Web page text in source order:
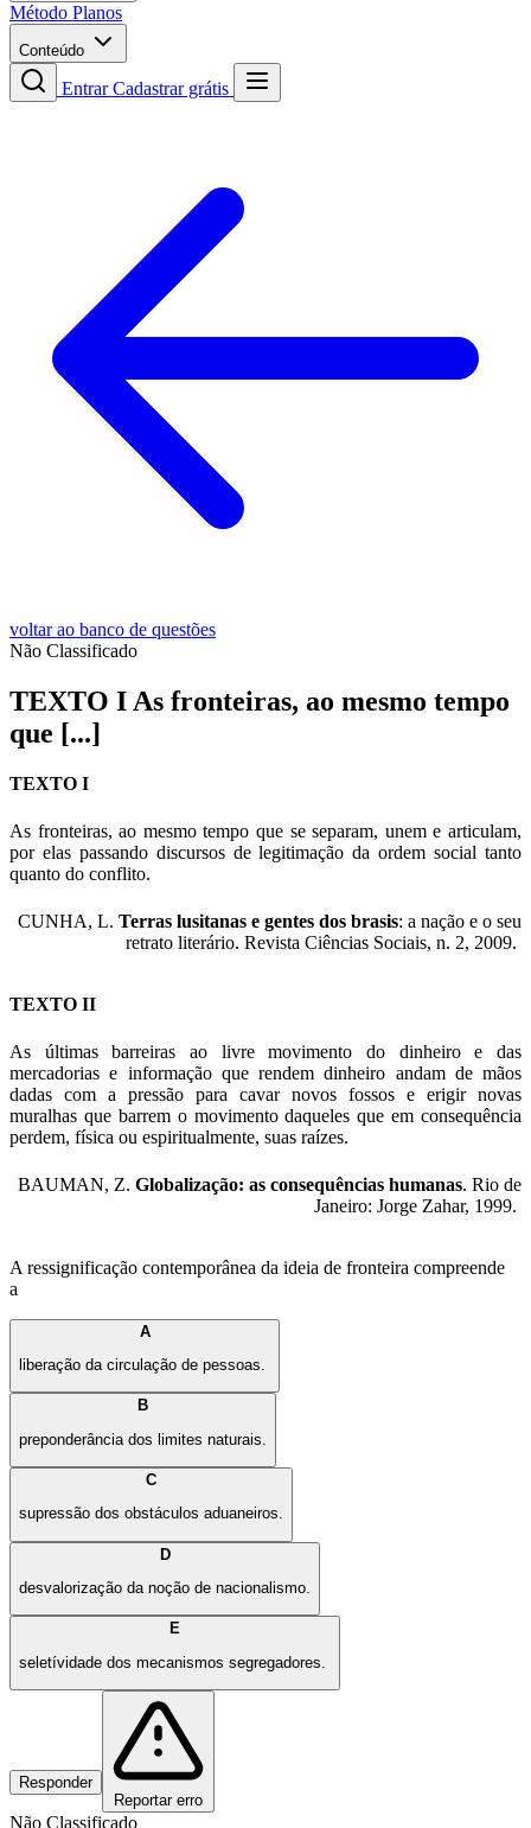
Método Planos
Conteúdo
EntrarCadastrar grátis
voltar ao banco de questões
Não Classificado
TEXTO I As fronteiras, ao mesmo tempo
que [...]
TEXTO I
As fronteiras, ao mesmo tempo que se separam, unem e articulam,
por elas passando discursos de legitimação da ordem social tanto
quanto do conflito.
CUNHA, L. Terras lusitanas e gentes dos brasis: a nação e o seu
retrato literário. Revista Ciências Sociais, n. 2, 2009.
TEXTO II
As últimas barreiras ao livre movimento do dinheiro e das
mercadorias e informação que rendem dinheiro andam de mãos
dadas com a pressão para cavar novos fossos e erigir novas
muralhas que barrem o movimento daqueles que em consequência
perdem, física ou espiritualmente, suas raízes.
BAUMAN, Z. Globalização: as consequências humanas. Rio de
Janeiro: Jorge Zahar, 1999.
A ressignificação contemporânea da ideia de fronteira compreende
a
A
liberação da circulação de pessoas.
B
preponderância dos limites naturais.
C
supressão dos obstáculos aduaneiros.
D
desvalorização da noção de nacionalismo.
E
seletívidade dos mecanismos segregadores.
Responder
Reportar erro
Não Classificado